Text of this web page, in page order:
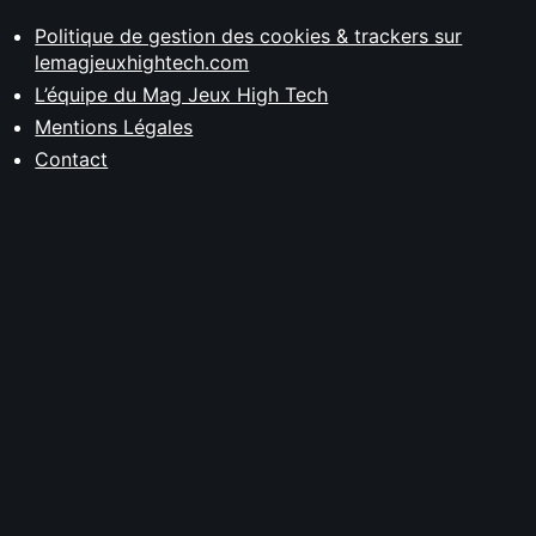
Politique de gestion des cookies & trackers sur
lemagjeuxhightech.com
L’équipe du Mag Jeux High Tech
Mentions Légales
Contact